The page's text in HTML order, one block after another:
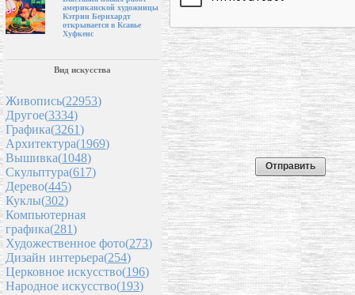
американской художницы
Кэтрин Бернхардт
открывается в Ксавье
Хуфкенс
Вид искусства
Живопись(22953)
Другое(3334)
Графика(3261)
Архитектура(1969)
Вышивка(1048)
Скульптура(617)
Дерево(445)
Куклы(302)
Компьютерная
графика(281)
Художественное фото(273)
Дизайн интерьера(254)
Церковное искусство(196)
Народное искусство(193)